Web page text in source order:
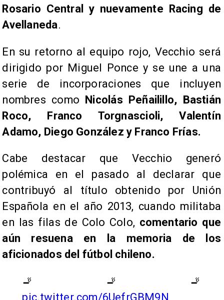
Rosario Central y nuevamente Racing de
Avellaneda.
En su retorno al equipo rojo, Vecchio será
dirigido por Miguel Ponce y se une a una
serie de incorporaciones que incluyen
nombres como Nicolás Peñailillo, Bastián
Roco, Franco Torgnascioli, Valentín
Adamo, Diego González y Franco Frías.
Cabe destacar que Vecchio generó
polémica en el pasado al declarar que
contribuyó al título obtenido por Unión
Española en el año 2013, cuando militaba
en las filas de Colo Colo, comentario que
aún resuena en la memoria de los
aficionados del fútbol chileno.
🚬🚬🚬
pic.twitter.com/6UefrGBM9N